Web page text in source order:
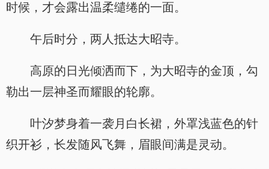
时候，才会露出温柔缱绻的一面。
午后时分，两人抵达大昭寺。
高原的日光倾洒而下，为大昭寺的金顶，勾
勒出一层神圣而耀眼的轮廓。
叶汐梦身着一袭月白长裙，外罩浅蓝色的针
织开衫，长发随风飞舞，眉眼间满是灵动。